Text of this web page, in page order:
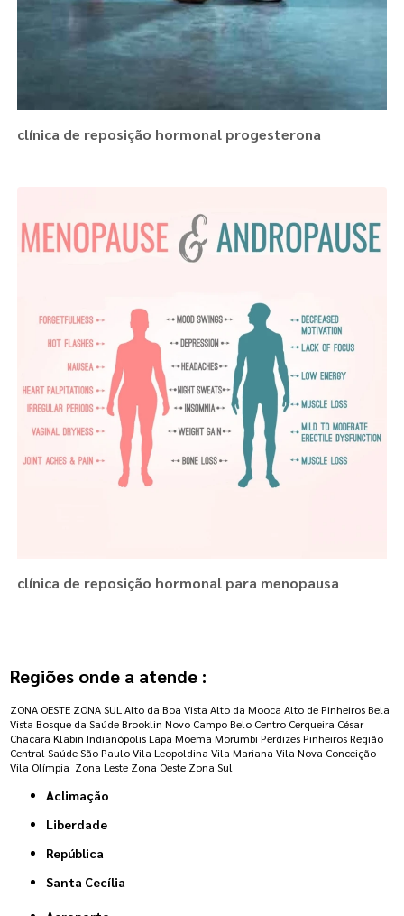
clínica de reposição hormonal progesterona
clínica de reposição hormonal para menopausa
Regiões onde a atende :
ZONA OESTE ZONA SUL Alto da Boa Vista Alto da Mooca Alto de Pinheiros Bela
Vista Bosque da Saúde Brooklin Novo Campo Belo Centro Cerqueira César
Chacara Klabin Indianópolis Lapa Moema Morumbi Perdizes Pinheiros Região
Central Saúde São Paulo Vila Leopoldina Vila Mariana Vila Nova Conceição
Vila Olímpia Zona Leste Zona Oeste Zona Sul
Aclimação
Liberdade
República
Santa Cecília